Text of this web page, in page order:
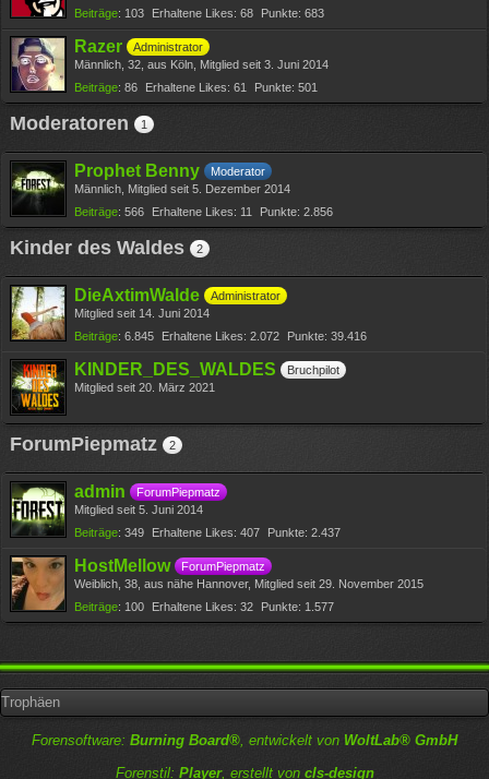
Beiträge 103 Erhaltene Likes 68 Punkte 683
Razer
Administrator
Männlich 32 aus Köln Mitglied seit 3. Juni 2014
Beiträge 86 Erhaltene Likes 61 Punkte 501
Moderatoren 1
Prophet Benny
Moderator
Männlich Mitglied seit 5. Dezember 2014
Beiträge 566 Erhaltene Likes 11 Punkte 2.856
Kinder des Waldes 2
DieAxtimWalde
Administrator
Mitglied seit 14. Juni 2014
Beiträge 6.845 Erhaltene Likes 2.072 Punkte 39.416
KINDER_DES_WALDES
Bruchpilot
Mitglied seit 20. März 2021
ForumPiepmatz 2
admin
ForumPiepmatz
Mitglied seit 5. Juni 2014
Beiträge 349 Erhaltene Likes 407 Punkte 2.437
HostMellow
ForumPiepmatz
Weiblich 38 aus nähe Hannover Mitglied seit 29. November 2015
Beiträge 100 Erhaltene Likes 32 Punkte 1.577
Trophäen
Forensoftware: Burning Board®, entwickelt von WoltLab® GmbH
Forenstil: Player, erstellt von cls-design